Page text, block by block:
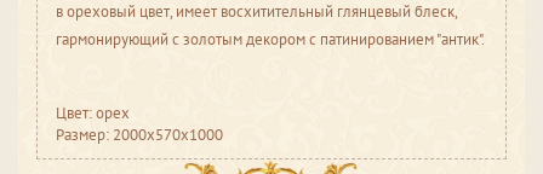
в ореховый цвет, имеет восхитительный глянцевый блеск,
гармонирующий с золотым декором с патинированием "антик".
Цвет: орех
Размер: 2000x570x1000